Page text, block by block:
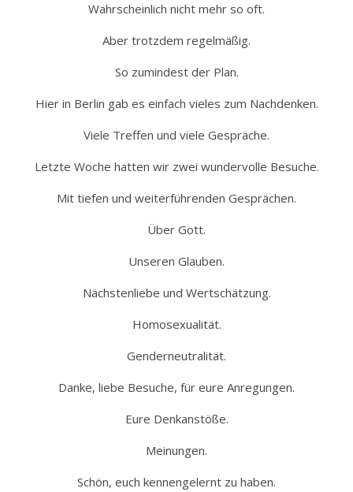
Wahrscheinlich nicht mehr so oft.
Aber trotzdem regelmäßig.
So zumindest der Plan.
Hier in Berlin gab es einfach vieles zum Nachdenken.
Viele Treffen und viele Gespräche.
Letzte Woche hatten wir zwei wundervolle Besuche.
Mit tiefen und weiterführenden Gesprächen.
Über Gott.
Unseren Glauben.
Nächstenliebe und Wertschätzung.
Homosexualität.
Genderneutralität.
Danke, liebe Besuche, für eure Anregungen.
Eure Denkanstöße.
Meinungen.
Schön, euch kennengelernt zu haben.